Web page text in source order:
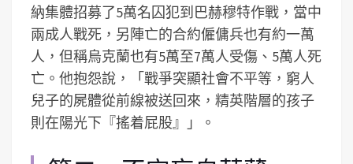
納集體招募了5萬名囚犯到巴赫穆特作戰，當中
兩成人戰死，另陣亡的合約僱傭兵也有約一萬
人，但稱烏克蘭也有5萬至7萬人受傷、5萬人死
亡。他抱怨說，「戰爭突顯社會不平等，窮人
兒子的屍體從前線被送回來，精英階層的孩子
則在陽光下『搖着屁股』」。